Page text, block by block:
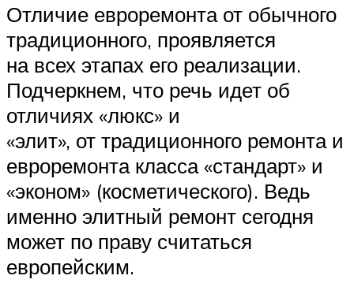
Отличие евроремонта от обычного
традиционного, проявляется
на всех этапах его реализации.
Подчеркнем, что речь идет об
отличиях «люкс» и
«элит», от традиционного ремонта и
евроремонта класса «стандарт» и
«эконом» (косметического). Ведь
именно элитный ремонт сегодня
может по праву считаться
европейским.